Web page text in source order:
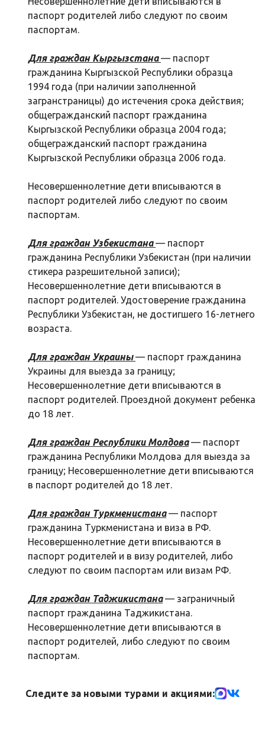
паспорт родителей либо следуют по своим
паспортам.
Для граждан Кыргызстана — паспорт
гражданина Кыргызской Республики образца
1994 года (при наличии заполненной
загранстраницы) до истечения срока действия;
общегражданский паспорт гражданина
Кыргызской Республики образца 2004 года;
общегражданский паспорт гражданина
Кыргызской Республики образца 2006 года.
Несовершеннолетние дети вписываются в
паспорт родителей либо следуют по своим
паспортам.
Для граждан Узбекистана — паспорт
гражданина Республики Узбекистан (при наличии
стикера разрешительной записи);
Несовершеннолетние дети вписываются в
паспорт родителей. Удостоверение гражданина
Республики Узбекистан, не достигшего 16-летнего
возраста.
Для граждан Украины — паспорт гражданина
Украины для выезда за границу;
Несовершеннолетние дети вписываются в
паспорт родителей. Проездной документ ребенка
до 18 лет.
Для граждан Республики Молдова— паспорт
гражданина Республики Молдова для выезда за
границу; Несовершеннолетние дети вписываются
в паспорт родителей до 18 лет.
Для граждан Туркменистана— паспорт
гражданина Туркменистана и виза в РФ.
Несовершеннолетние дети вписываются в
паспорт родителей и в визу родителей, либо
следуют по своим паспортам или визам РФ.
Для граждан Таджикистана— заграничный
паспорт гражданина Таджикистана.
Несовершеннолетние дети вписываются в
паспорт родителей, либо следуют по своим
паспортам.
Следите за новыми турами и акциями: